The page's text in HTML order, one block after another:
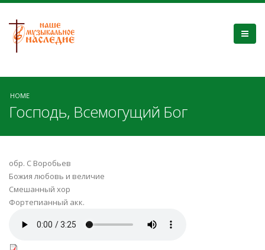
HOME
Господь, Всемогущий Бог
обр. С Воробьев
Божия любовь и величие
Смешанный хор
Фортепианный акк.
Господь, Всемогущий Бог.mp3